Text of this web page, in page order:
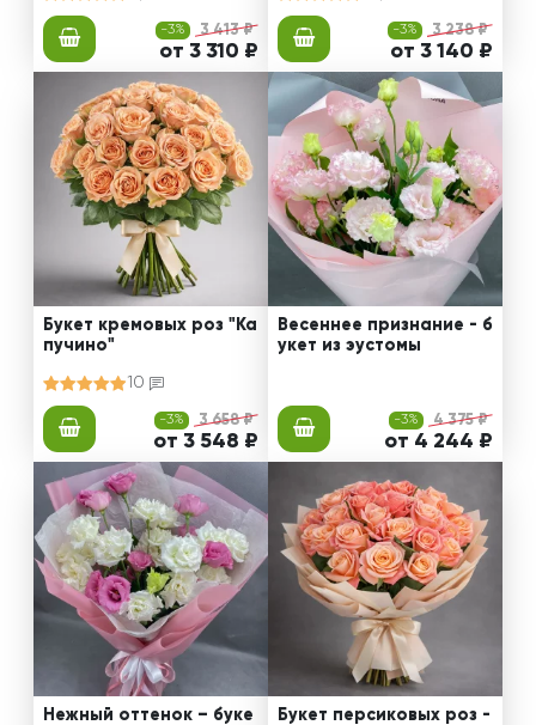
-3% 3 413 ₽
от 3 310 ₽
-3% 3 238 ₽
от 3 140 ₽
Букет кремовых роз "Ка
пучино"
10
-3% 3 658 ₽
от 3 548 ₽
Весеннее признание - б
укет из эустомы
-3% 4 375 ₽
от 4 244 ₽
Нежный оттенок – буке
Букет персиковых роз -